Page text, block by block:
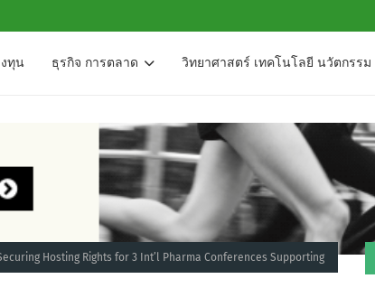
งทุน ธุรกิจ การตลาด วิทยาศาสตร์ เทคโนโลยี นวัตกรรม
Hosting Rights for 3 Int’l Pharma Conferences Supporting